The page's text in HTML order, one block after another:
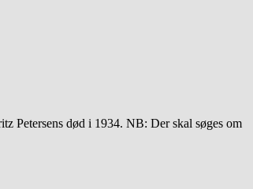
Petersens død i 1934. NB: Der skal søges om